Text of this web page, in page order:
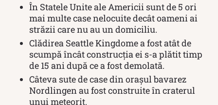
În Statele Unite ale Americii sunt de 5 ori
mai multe case nelocuite decât oameni ai
străzii care nu au un domiciliu.
Clădirea Seattle Kingdome a fost atât de
scumpă încât construcția ei s-a plătit timp
de 15 ani după ce a fost demolată.
Câteva sute de case din orașul bavarez
Nordlingen au fost construite în craterul
unui meteorit.